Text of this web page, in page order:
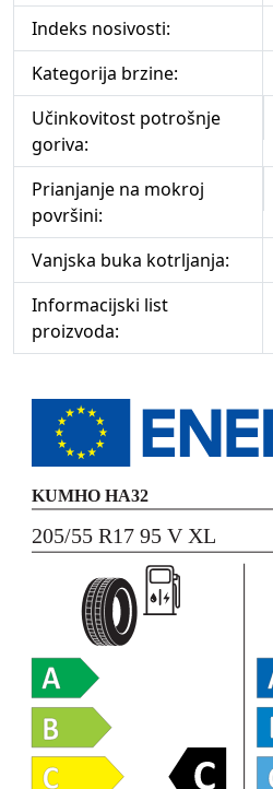
Indeks nosivosti:
Kategorija brzine:
Učinkovitost potrošnje
goriva:
Prianjanje na mokroj
površini:
Vanjska buka kotrljanja:
Informacijski list
proizvoda: